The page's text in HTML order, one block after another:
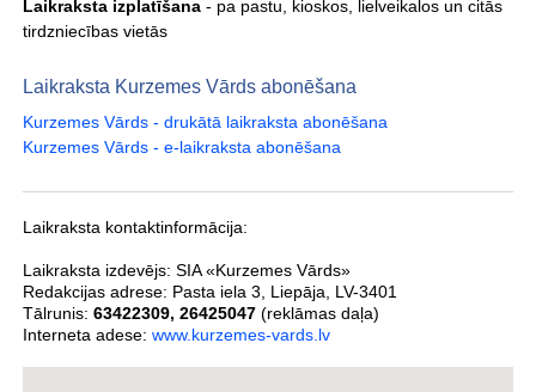
Laikraksta izplatīšana- pa pastu, kioskos, lielveikalos un citās
tirdzniecības vietās
Laikraksta Kurzemes Vārds abonēšana
Kurzemes Vārds - drukātā laikraksta abonēšana
Kurzemes Vārds - e-laikraksta abonēšana
Laikraksta kontaktinformācija:
Laikraksta izdevējs: SIA «Kurzemes Vārds»
Redakcijas adrese: Pasta iela 3 Liepāja
LV-3401
Tālrunis: 63422309, 26425047(reklāmas daļa)
Interneta adese: www.kurzemes-vards.lv